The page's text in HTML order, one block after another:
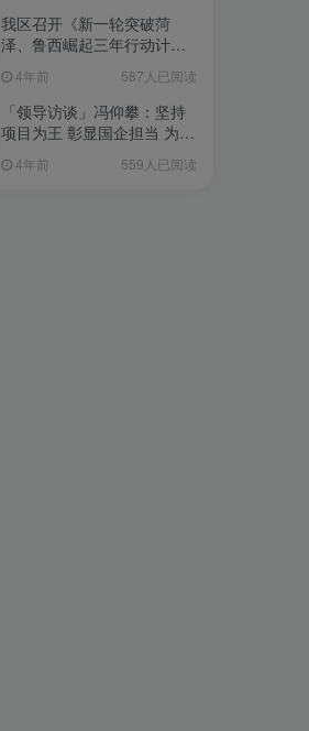
我区召开《新一轮突破菏
泽、鲁西崛起三年行动计划
意见稿）政策分析研判会议
4年前 587人已阅读
「领导访谈」冯仰攀：坚持
项目为王 彰显国企担当 为全
点项目建设贡献“交发力量”
4年前 559人已阅读